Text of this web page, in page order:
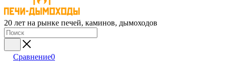
20 лет на рынке печей, каминов, дымоходов
Сравнение0